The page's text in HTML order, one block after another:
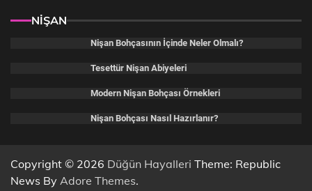
NİŞAN
Nişan Bohçasının İçinde Neler Olmalı?
Tesettür Nişan Abiyeleri
Modern Nişan Bohçası Örnekleri
Nişan Bohçası Nasıl Hazırlanır?
Copyright © 2026 Düğün Hayalleri Theme: Republic
News By Adore Themes.